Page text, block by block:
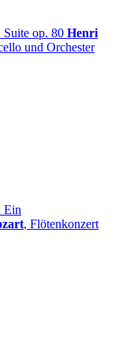
Suite op. 80 Henri
und Orchester
Ein
, Flötenkonzert